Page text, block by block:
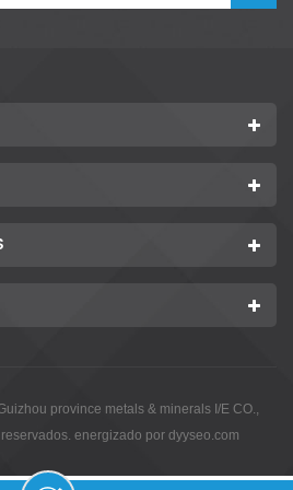
province metals & minerals I/E CO.,
energizado por dyyseo.com